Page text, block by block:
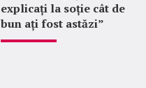
explicați la soție cât de
bun ați fost astăzi”